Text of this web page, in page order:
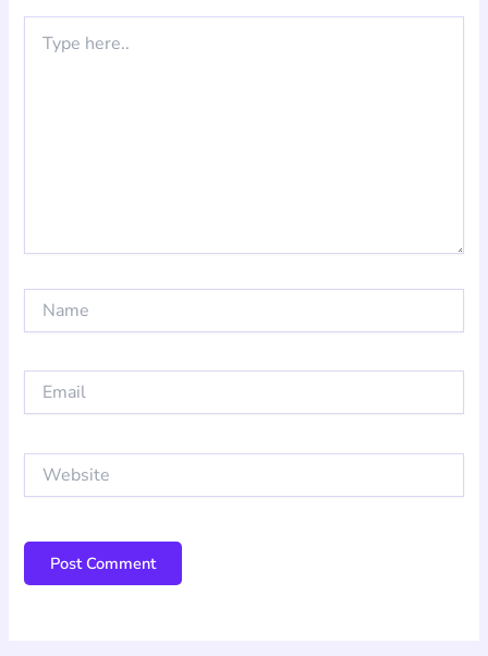
here..
Email